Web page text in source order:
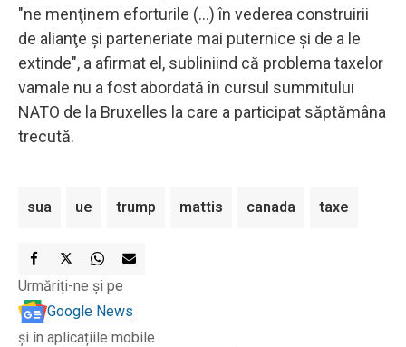
"ne menţinem eforturile (...) în vederea construirii
de alianţe şi parteneriate mai puternice şi de a le
extinde", a afirmat el, subliniind că problema taxelor
vamale nu a fost abordată în cursul summitului
NATO de la Bruxelles la care a participat săptămâna
trecută.
sua ue trump mattis canada taxe
Urmăriți-ne și pe
Google News
și în aplicațiile mobile